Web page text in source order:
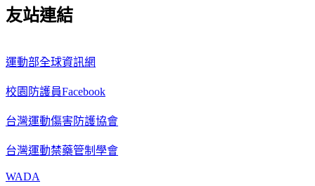
友站連結
運動部全球資訊網
校園防護員Facebook
台灣運動傷害防護協會
台灣運動禁藥管制學會
WADA